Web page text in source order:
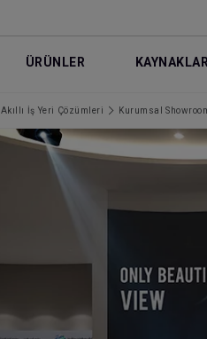
ÜRÜNLER KAYNAKLAR
Akıllı İş Yeri Çözümleri Kurumsal